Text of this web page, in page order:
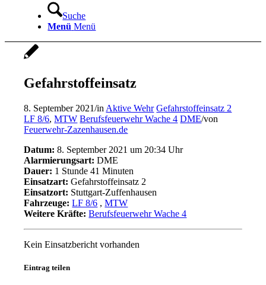
Suche
Menü Menü
Gefahrstoffeinsatz
8. September 2021/in Aktive Wehr Gefahrstoffeinsatz 2
LF 8/6,MTW Berufsfeuerwehr Wache 4 DME/von
Feuerwehr-Zazenhausen.de
Datum: 8. September 2021 um 20:34 Uhr
Alarmierungsart: DME
Dauer: 1 Stunde 41 Minuten
Einsatzart: Gefahrstoffeinsatz 2
Einsatzort: Stuttgart-Zuffenhausen
Fahrzeuge: LF 8/6 ,MTW
Weitere Kräfte: Berufsfeuerwehr Wache 4
Kein Einsatzbericht vorhanden
Eintrag teilen